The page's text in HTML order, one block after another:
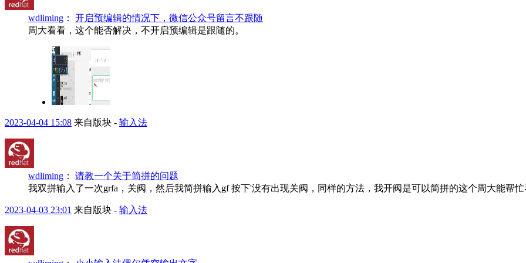
wdliming ： 开启预编辑的情况下，微信公众号留言不跟随
周大看看，这个能否解决，不开启预编辑是跟随的。
2023-04-04 15:08 来自版块 - 输入法
wdliming ： 请教一个关于简拼的问题
我双拼输入了一次grfa，关阀，然后我简拼输入gf 按下'没有出现关阀，同样的方法，我开阀是可以简拼的这个周大能帮忙
2023-04-03 23:01 来自版块 - 输入法